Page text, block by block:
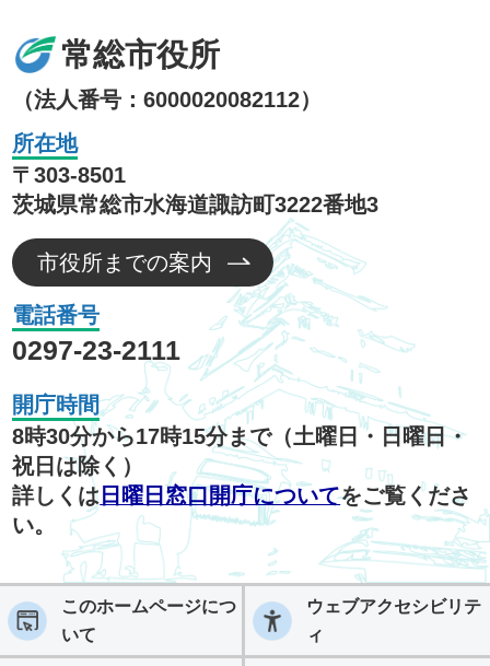
常総市役所
（法人番号：6000020082112）
所在地
〒303-8501
茨城県常総市水海道諏訪町3222番地3
市役所までの案内
電話番号
0297-23-2111
開庁時間
8時30分から17時15分まで（土曜日・日曜日・
祝日は除く）
詳しくは 日曜日窓口開庁についてをご覧くださ
い。
このホームページにつ
いて
ウェブアクセシビリテ
ィ